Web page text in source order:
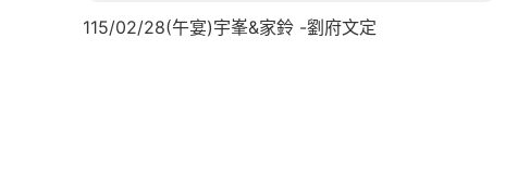
115/02/28(午宴)宇峯&家鈴 -劉府文定